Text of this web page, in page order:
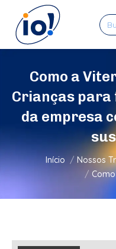
Como a
Crianças
da empresa
Você está aqui:
Início Nossos